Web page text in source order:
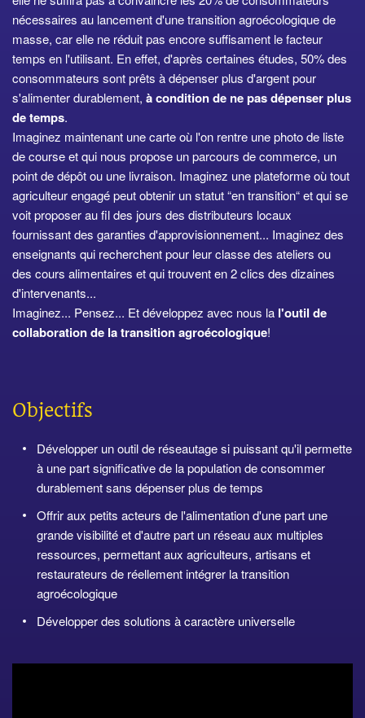
nécessaires au lancement d'une transition agroécologique de
masse, car elle ne réduit pas encore suffisament le facteur
temps en l'utilisant. En effet, d'après certaines études, 50% des
consommateurs sont prêts à dépenser plus d'argent pour
s'alimenter durablement, à condition de ne pas dépenser plus
de temps.
Imaginez maintenant une carte où l'on rentre une photo de liste
de course et qui nous propose un parcours de commerce, un
point de dépôt ou une livraison. Imaginez une plateforme où tout
agriculteur engagé peut obtenir un statut “en transition“ et qui se
voit proposer au fil des jours des distributeurs locaux
fournissant des garanties d'approvisionnement... Imaginez des
enseignants qui recherchent pour leur classe des ateliers ou
des cours alimentaires et qui trouvent en 2 clics des dizaines
d'intervenants...
Imaginez... Pensez... Et développez avec nous la l'outil de
collaboration de la transition agroécologique!
Objectifs
Développer un outil de réseautage si puissant qu'il permette
à une part significative de la population de consommer
durablement sans dépenser plus de temps
Offrir aux petits acteurs de l'alimentation d'une part une
grande visibilité et d'autre part un réseau aux multiples
ressources, permettant aux agriculteurs, artisans et
restaurateurs de réellement intégrer la transition
agroécologique
Développer des solutions à caractère universelle